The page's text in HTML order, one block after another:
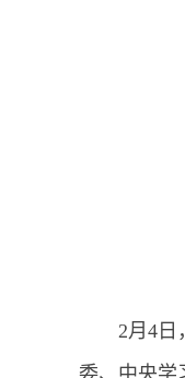
2月4日
委、中央学